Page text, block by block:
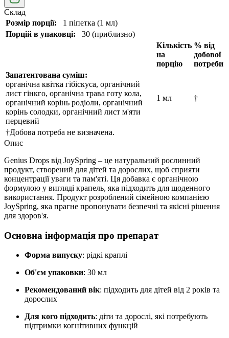
Склад
Розмір порції:
1 піпетка (1 мл)
Порцій в упаковці:
30 (приблизно)
Кількість
на
порцію
% від
добової
потреби
Запатентована суміш:
органічна квітка гібіскуса, органічний
лист гінкго, органічна трава готу кола,
органічний корінь родіоли, органічний
корінь солодки, органічний лист м'яти
перцевий
1 мл †
†Добова потреба не визначена.
Опис
Genius Drops від JoySpring – це натуральний рослинний
продукт, створений для дітей та дорослих, щоб сприяти
концентрації уваги та пам'яті. Ця добавка є органічною
формулою у вигляді крапель, яка підходить для щоденного
використання. Продукт розроблений сімейною компанією
JoySpring, яка прагне пропонувати безпечні та якісні рішення
для здоров'я.
Основна інформація про препарат
Форма випуску: рідкі краплі
Об'єм упаковки: 30 мл
Рекомендований вік: підходить для дітей від 2 років та
дорослих
Для кого підходить: діти та дорослі, які потребують
підтримки когнітивних функцій